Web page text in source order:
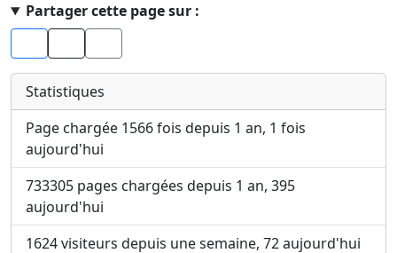
Partager cette page sur :
Facebook
Statistiques
Page chargée 1566 fois depuis 1 an, 1 fois
aujourd'hui
733305 pages chargées depuis 1 an, 395
aujourd'hui
1624 visiteurs depuis une semaine, 72 aujourd'hui